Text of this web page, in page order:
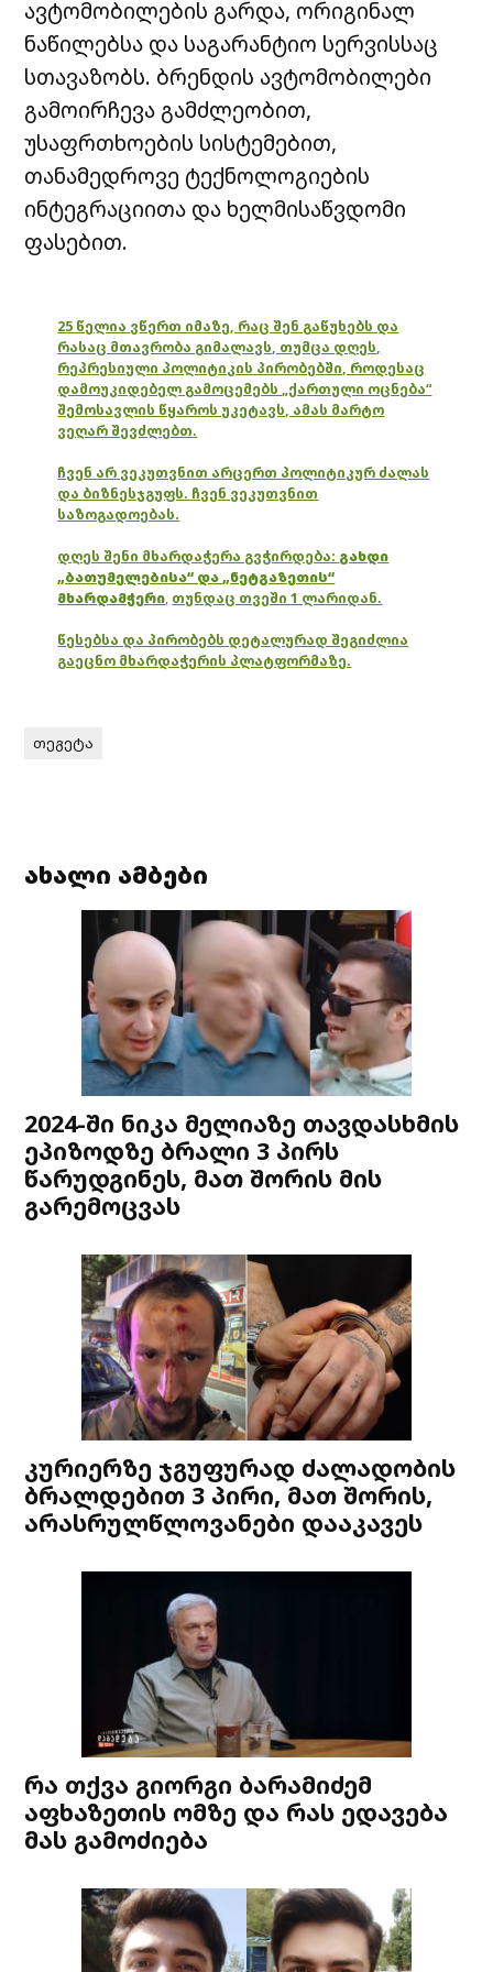
ავტომობილების გარდა, ორიგინალ
ნაწილებსა და საგარანტიო სერვისსაც
სთავაზობს. ბრენდის ავტომობილები
გამოირჩევა გამძლეობით,
უსაფრთხოების სისტემებით,
თანამედროვე ტექნოლოგიების
ინტეგრაციითა და ხელმისაწვდომი
ფასებით.
25 წელია ვწერთ იმაზე, რაც შენ გაწუხებს და
რასაც მთავრობა გიმალავს, თუმცა დღეს,
რეპრესიული პოლიტიკის პირობებში, როდესაც
დამოუკიდებელ გამოცემებს „ქართული ოცნება“
შემოსავლის წყაროს უკეტავს, ამას მარტო
ვეღარ შევძლებთ.
ჩვენ არ ვეკუთვნით არცერთ პოლიტიკურ ძალას
და ბიზნესჯგუფს. ჩვენ ვეკუთვნით
საზოგადოებას.
დღეს შენი მხარდაჭერა გვჭირდება: გახდი
„ბათუმელებისა“ და „ნეტგაზეთის“
მხარდამჭერი, თუნდაც თვეში 1 ლარიდან.
წესებსა და პირობებს დეტალურად შეგიძლია
გაეცნო მხარდაჭერის პლატფორმაზე.
თეგეტა
ახალი ამბები
2024-ში ნიკა მელიაზე თავდასხმის
ეპიზოდზე ბრალი 3 პირს
წარუდგინეს, მათ შორის მის
გარემოცვას
კურიერზე ჯგუფურად ძალადობის
ბრალდებით 3 პირი, მათ შორის,
არასრულწლოვანები დააკავეს
რა თქვა გიორგი ბარამიძემ
აფხაზეთის ომზე და რას ედავება
მას გამოძიება